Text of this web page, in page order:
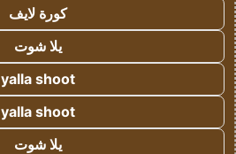
كورة لايف
يلا شوت
yalla shoot
yalla shoot
يلا شوت